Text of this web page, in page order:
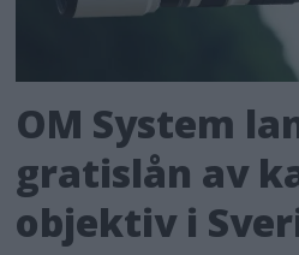
OM System
gratislån av
objektiv i